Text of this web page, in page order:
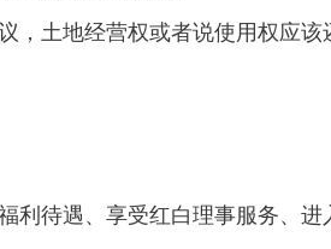
土地经营权或者说使用权应该
利待遇、享受红白理事服务、进